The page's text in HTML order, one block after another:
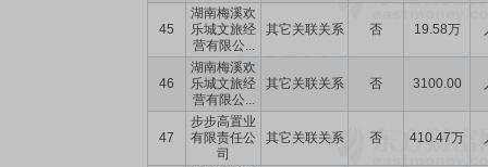
45
湖南梅溪欢
乐城文旅经
营有限公...
其它关联关系 否 19.58万
46
湖南梅溪欢
乐城文旅经
营有限公...
其它关联关系 否 3100.00
47
步步高置业
有限责任公
司
其它关联关系 否 410.47万